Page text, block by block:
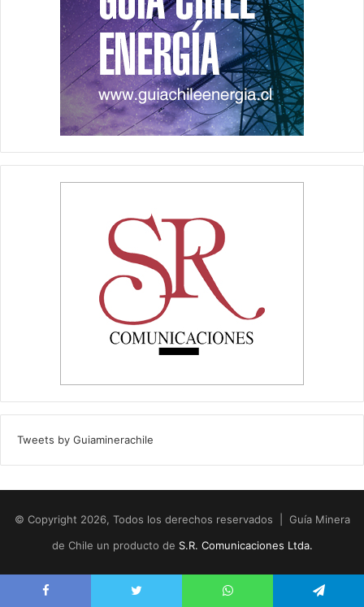
Tweets by Guiaminerachile
© Copyright 2026, Todos los derechos reservados | Guía Minera
de Chile un producto de S.R. Comunicaciones Ltda.